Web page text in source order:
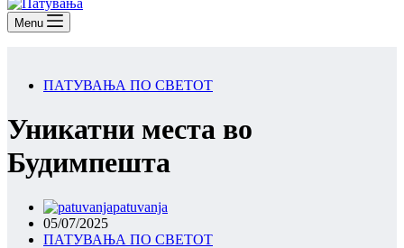
Menu
ПАТУВАЊА ПО СВЕТОТ
Уникатни места во
Будимпешта
patuvanja
05/07/2025
ПАТУВАЊА ПО СВЕТОТ